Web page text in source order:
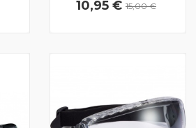
10,95 € 15,00 €